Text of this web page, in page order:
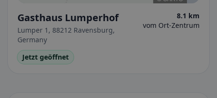
Gasthaus Lumperhof
Lumper 1, 88212 Ravensburg,
Germany
8.1 km
vom Ort-Zentrum
Jetzt geöffnet